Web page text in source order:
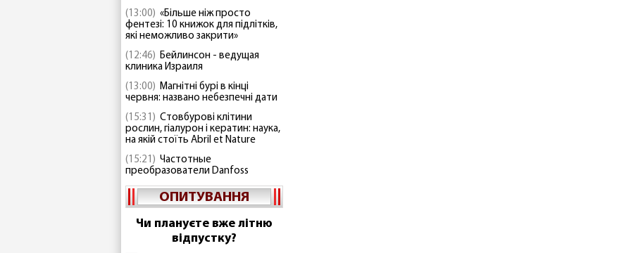
(13:00) «Більше ніж просто
фентезі: 10 книжок для підлітків,
які неможливо закрити»
(12:46) Бейлинсон - ведущая
клиника Израиля
(13:00) Магнітні бурі в кінці
червня: названо небезпечні дати
(15:31) Стовбурові клітини
рослин, гіалурон і кератин: наука,
на якій стоїть Abril et Nature
(15:21) Частотные
преобразователи Danfoss
ОПИТУВАННЯ
Чи плануєте вже літню
відпустку?